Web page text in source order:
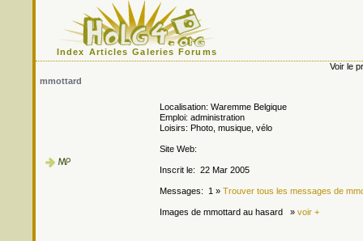
Index Articles Galeries Forums
Voir le
mmottard
Localisation: Waremme Belgique
Emploi: administration
Loisirs: Photo, musique, vélo
Site Web:
Inscrit le: 22 Mar 2005
Messages: 1 » Trouver tous les messages de
Images de mmottard au hasard » voir +